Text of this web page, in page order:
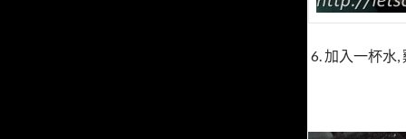
6. 加入一杯水,